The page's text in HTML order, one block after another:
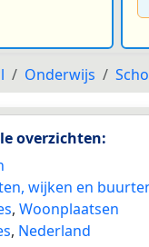
Onderwijs
overzichten:
wijken en
, Woonplaatsen
, Nederland